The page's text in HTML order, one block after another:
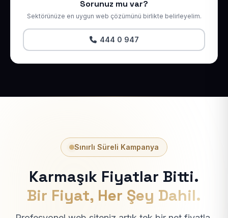
Sorunuz mu var?
Sektörünüze en uygun web çözümünü birlikte belirleyelim.
444 0 947
Sınırlı Süreli Kampanya
Karmaşık Fiyatlar Bitti.
Bir Fiyat, Her Şey Dahil.